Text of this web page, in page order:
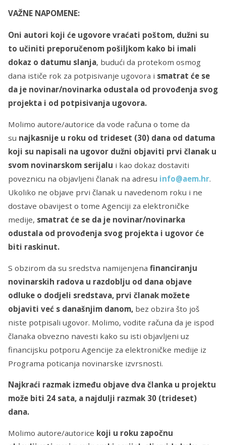
VAŽNE NAPOMENE:
Oni autori koji će ugovore vraćati poštom, dužni su
to učiniti preporučenom pošiljkom kako bi imali
dokaz o datumu slanja, budući da protekom osmog
dana ističe rok za potpisivanje ugovora i smatrat će se
da je novinar/novinarka odustala od provođenja svog
projekta i od potpisivanja ugovora.
Molimo autore/autorice da vode računa o tome da
su najkasnije u roku od trideset (30) dana od datuma
koji su napisali na ugovor dužni objaviti prvi članak u
svom novinarskom serijalu i kao dokaz dostaviti
poveznicu na objavljeni članak na adresu info@aem.hr.
Ukoliko ne objave prvi članak u navedenom roku i ne
dostave obavijest o tome Agenciji za elektroničke
medije, smatrat će se da je novinar/novinarka
odustala od provođenja svog projekta i ugovor će
biti raskinut.
S obzirom da su sredstva namijenjena financiranju
novinarskih radova u razdoblju od dana objave
odluke o dodjeli sredstava, prvi članak možete
objaviti već s današnjim danom, bez obzira što još
niste potpisali ugovor. Molimo, vodite računa da je ispod
članaka obvezno navesti kako su isti objavljeni uz
financijsku potporu Agencije za elektroničke medije iz
Programa poticanja novinarske izvrsnosti.
Najkraći razmak između objave dva članka u projektu
može biti 24 sata, a najdulji razmak 30 (trideset)
dana.
Molimo autore/autorice koji u roku započnu